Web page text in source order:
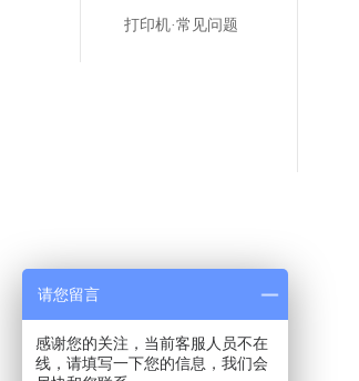
打印机·常见问题
请您留言
感谢您的关注，当前客服人员不在
线，请填写一下您的信息，我们会